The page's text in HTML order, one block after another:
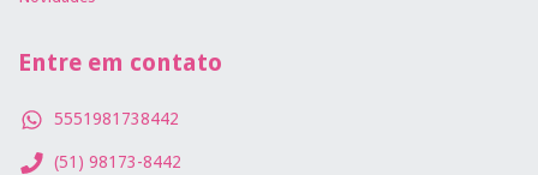
Entre em contato
5551981738442
(51) 98173-8442